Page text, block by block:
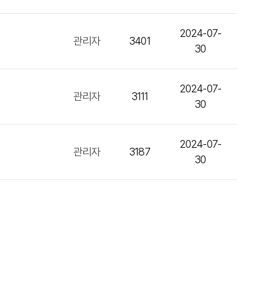
관리자 3401
2024-07-
30
관리자 3111
2024-07-
30
관리자 3187
2024-07-
30